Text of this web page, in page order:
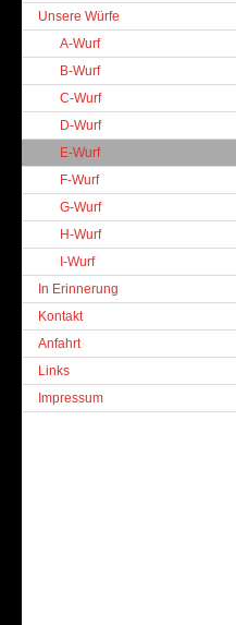
Unsere Würfe
A-Wurf
B-Wurf
C-Wurf
D-Wurf
E-Wurf
F-Wurf
G-Wurf
H-Wurf
I-Wurf
In Erinnerung
Kontakt
Anfahrt
Links
Impressum